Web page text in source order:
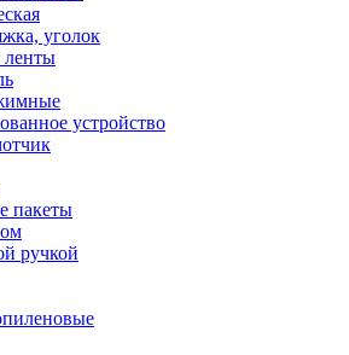
уголок
ленты
устройство
пакеты
ручкой